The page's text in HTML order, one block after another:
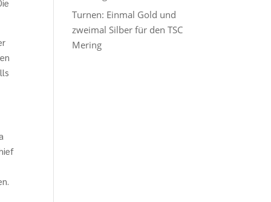
Turnen: Einmal Gold und
zweimal Silber für den TSC
Mering